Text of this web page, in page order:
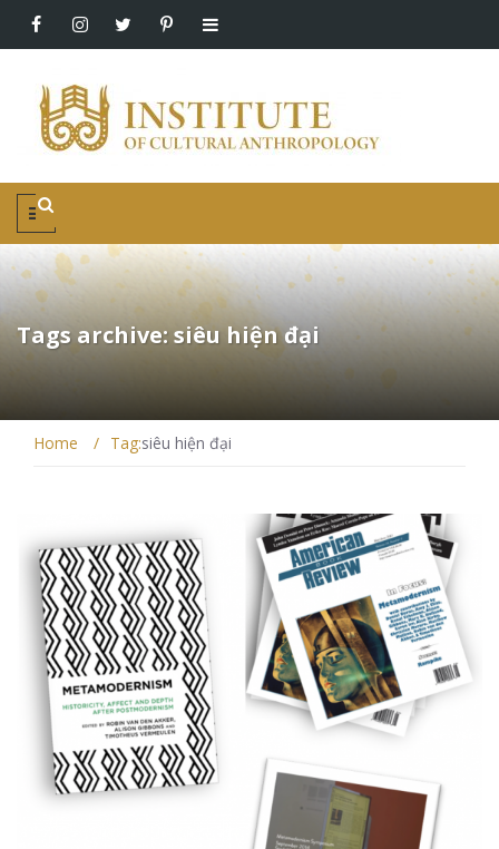
Tags archive: siêu hiện đại
Home / Tag:siêu hiện đại